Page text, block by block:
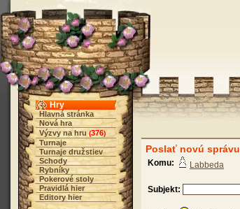
Hry
Hlavná stránka
Nová hra
Výzvy na hru (376)
Turnaje
Turnaje družstiev
Schody
Rybníky
Pokerové stoly
Pravidlá hier
Editory hier
Poslať novú správu
Komu: Labbeda
Subjekt: